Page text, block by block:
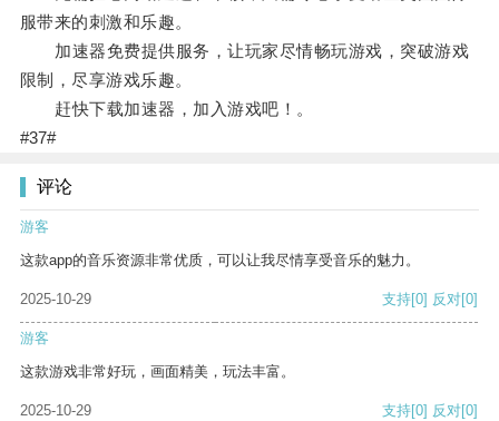
服带来的刺激和乐趣。
加速器免费提供服务，让玩家尽情畅玩游戏，突破游戏
限制，尽享游戏乐趣。
赶快下载加速器，加入游戏吧！。
#37#
评论
游客
这款app的音乐资源非常优质，可以让我尽情享受音乐的魅力。
2025-10-29 支持[0] 反对[0]
游客
这款游戏非常好玩，画面精美，玩法丰富。
2025-10-29 支持[0] 反对[0]